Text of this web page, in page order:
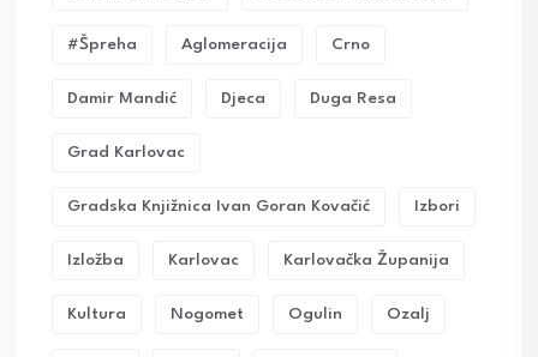
#Špreha Aglomeracija Crno
Damir Mandić Djeca Duga Resa
Grad Karlovac
Gradska Knjižnica Ivan Goran Kovačić Izbori
Izložba Karlovac Karlovačka Županija
Kultura Nogomet Ogulin Ozalj